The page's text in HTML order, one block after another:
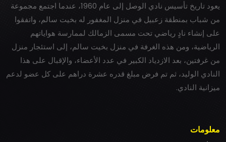
يعود تاريخ تأسيس نادي الوصل إلى عام 1960، عندما اجتمع مجموعة
من شباب بمنطقة زعبيل في منزل المغفور له بخيت سالم، واتفقوا
على إنشاء نادٍ رياضي تحت مسمى الزمالك لممارسة هواياتهم
الرياضية، ومن هذه الغرفة في منزل بخيت سالم، إلى استئجار منزل
من غرفتين، بعد الازدياد الكبير في عدد الأعضاء، والإقبال على هذا
النادي الوليد، ثم تم فرض مبلغ قدره عشرة دراهم على كل عضو لدعم
ميزانية النادي.
معلومات